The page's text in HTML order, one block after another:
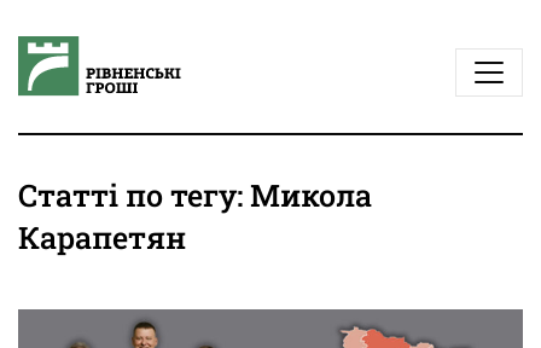
Статті по тегу: Микола
Карапетян